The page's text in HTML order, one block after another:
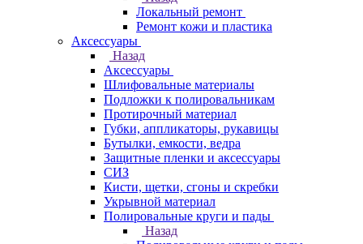
Локальный ремонт
Ремонт кожи и пластика
Аксессуары
Назад
Аксессуары
Шлифовальные материалы
Подложки к полировальникам
Протирочный материал
Губки, аппликаторы, рукавицы
Бутылки, емкости, ведра
Защитные пленки и аксессуары
СИЗ
Кисти, щетки, сгоны и скребки
Укрывной материал
Полировальные круги и пады
Назад